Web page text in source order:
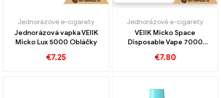
Jednorázové e-cigarety
Jednorázová vapka VEIIK
Micko Lux 5000 Obláčky
€7.25
Jednorázové e-cigarety
VEIIK Micko Space
Disposable Vape 7000
€7.80